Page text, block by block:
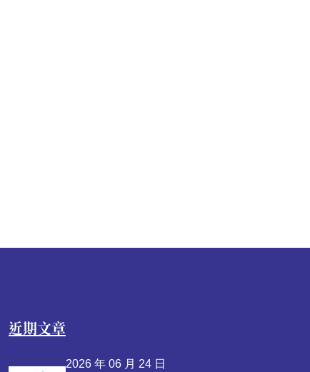
近期文章
2026 年 06 月 24 日